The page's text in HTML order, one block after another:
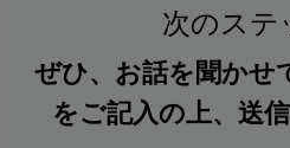
次のステ
ぜひ、お話を聞かせ
をご記入の上、送